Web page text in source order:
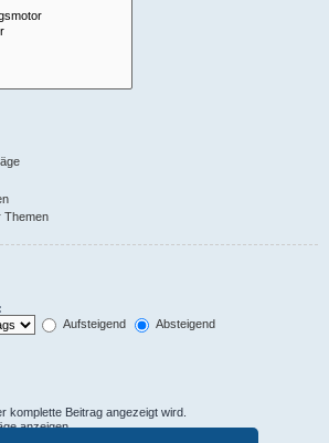
Themen
Aufsteigend
Absteigend
komplette Beitrag angezeigt wird.
anzeigen